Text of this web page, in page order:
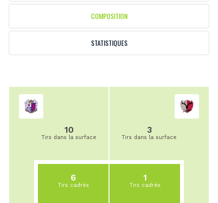
COMPOSITION
STATISTIQUES
10
Tirs dans la surface
6
Tirs cadrés
3
Tirs dans la surface
1
Tirs cadrés